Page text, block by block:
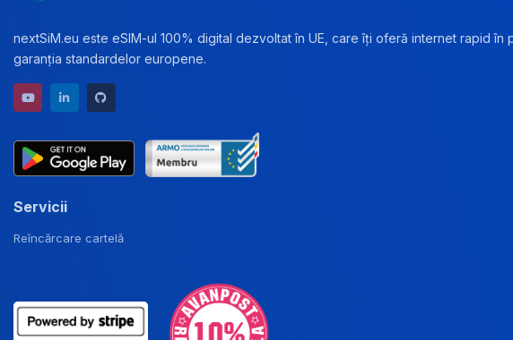
nextSiM.eu este eSIM-ul 100% digital dezvoltat în UE, care îți oferă internet rapid
garanția standardelor europene.
YouTube channel
LinkedIn profile
Servicii
Reîncărcare cartelă